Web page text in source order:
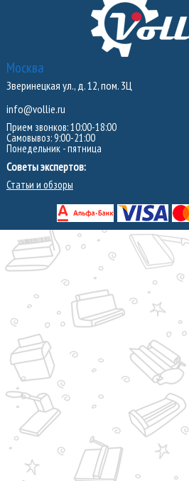
Москва
Зверинецкая ул., д. 12, пом. 3Ц
info@vollie.ru
Прием звонков: 10:00-18:00
Самовывоз: 9:00-21:00
Понедельник - пятница
Советы экспертов:
Статьи и обзоры